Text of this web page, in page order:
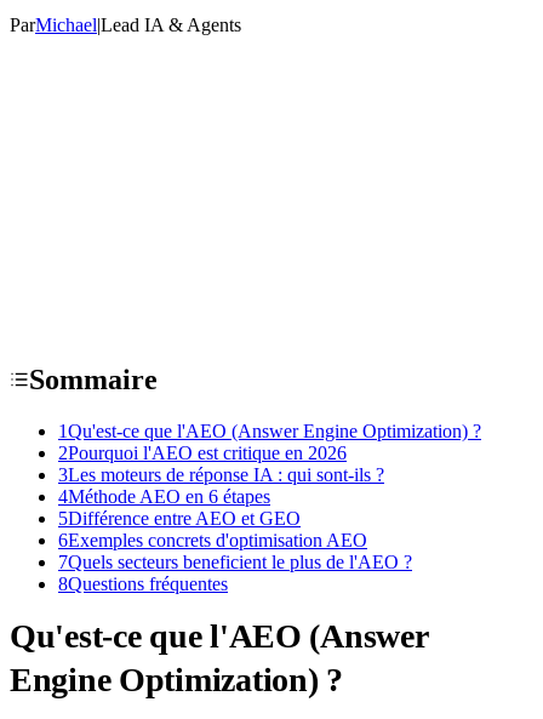
ParMichael|Lead IA & Agents
Sommaire
1Qu'est-ce que l'AEO (Answer Engine Optimization) ?
2Pourquoi l'AEO est critique en 2026
3Les moteurs de réponse IA : qui sont-ils ?
4Méthode AEO en 6 étapes
5Différence entre AEO et GEO
6Exemples concrets d'optimisation AEO
7Quels secteurs beneficient le plus de l'AEO ?
8Questions fréquentes
Qu'est-ce que l'AEO (Answer
Engine Optimization) ?